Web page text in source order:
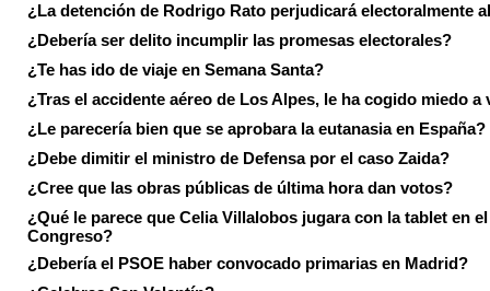
¿La detención de Rodrigo Rato perjudicará electoralmente
¿Debería ser delito incumplir las promesas electorales?
¿Te has ido de viaje en Semana Santa?
¿Tras el accidente aéreo de Los Alpes, le ha cogido miedo a
¿Le parecería bien que se aprobara la eutanasia en España?
¿Debe dimitir el ministro de Defensa por el caso Zaida?
¿Cree que las obras públicas de última hora dan votos?
¿Qué le parece que Celia Villalobos jugara con la tablet en el
Congreso?
¿Debería el PSOE haber convocado primarias en Madrid?